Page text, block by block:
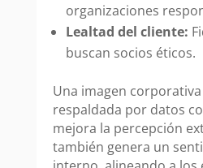
organizaciones
Lealtad del cliente:
buscan socios éticos.
Una imagen
respaldada por datos
mejora la percepción
también genera un